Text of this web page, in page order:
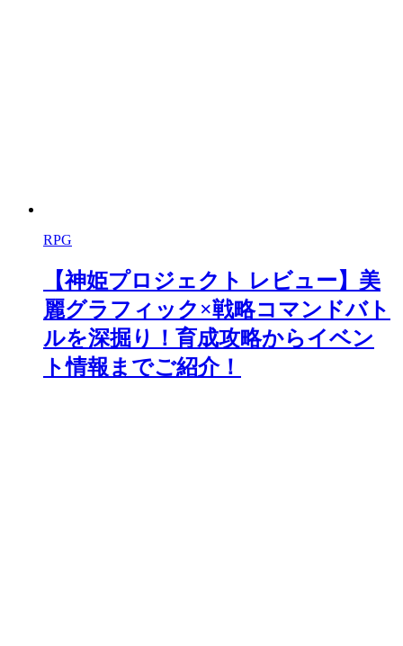
RPG
【神姫プロジェクト レビュー】美
麗グラフィック×戦略コマンドバト
ルを深掘り！育成攻略からイベン
ト情報までご紹介！